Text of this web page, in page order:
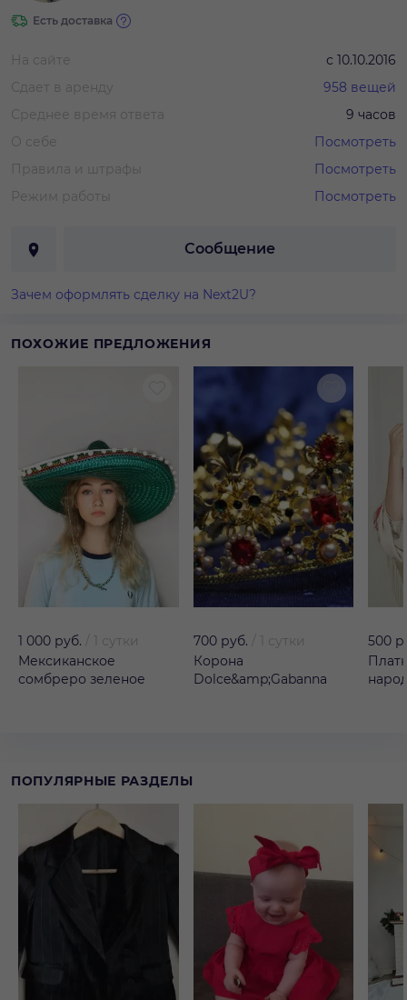
Есть доставка
На сайте с 10.10.2016
Сдает в аренду
958 вещей
Среднее время ответа
9 часов
О себе
Посмотреть
Правила и штрафы
Посмотреть
Режим работы
Посмотреть
Сообщение
Зачем оформлять сделку на Next2U?
ПОХОЖИЕ ПРЕДЛОЖЕНИЯ
1 000 руб.
1 сутки
Мексиканское
сомбреро зеленое
700 руб.
1 сутки
Корона
Dolce&amp;Gabanna
500
ПОПУЛЯРНЫЕ РАЗДЕЛЫ